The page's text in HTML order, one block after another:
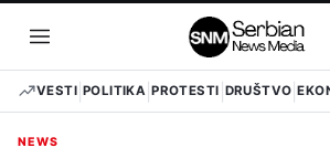
sadržaj
Otvori
meni
VESTI POLITIKA PROTESTI DRUŠTVO
NEWS